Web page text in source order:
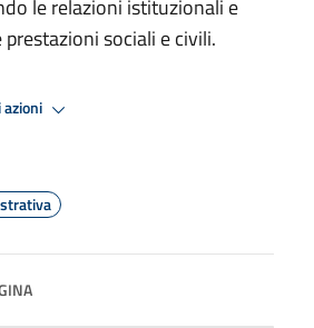
le relazioni istituzionali e
prestazioni sociali e civili.
azioni